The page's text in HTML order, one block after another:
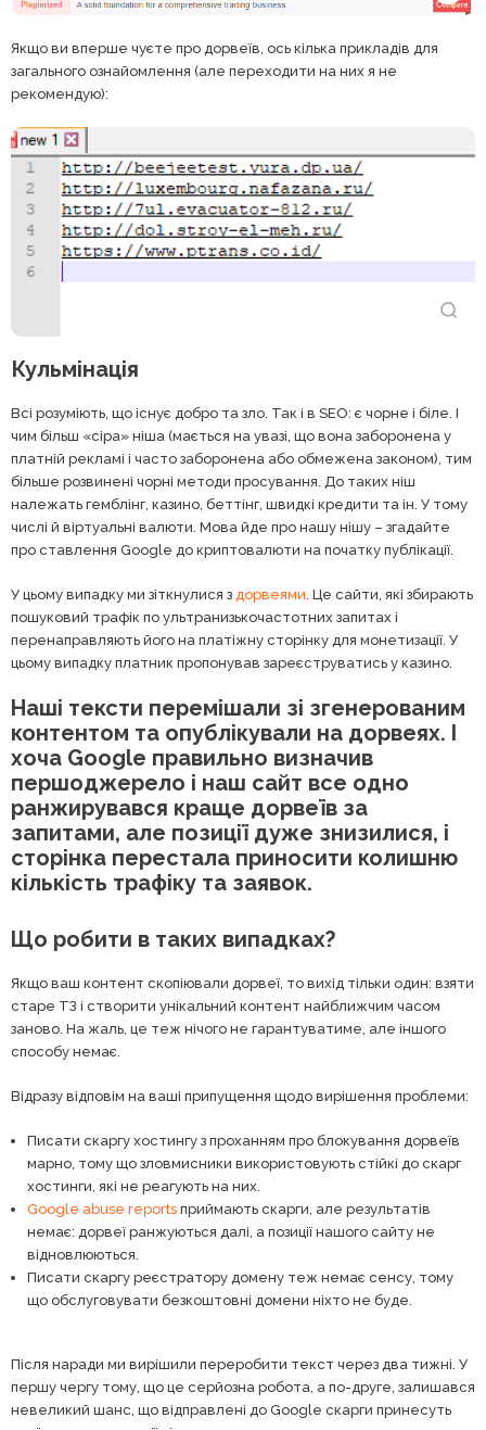
Якщо ви вперше чуєте про дорвеїв, ось кілька прикладів для
загального ознайомлення (але переходити на них я не
рекомендую):
Кульмінація
Всі розуміють, що існує добро та зло. Так і в SEO: є чорне і біле. І
чим більш «сіра» ніша (мається на увазі, що вона заборонена у
платній рекламі і часто заборонена або обмежена законом), тим
більше розвинені чорні методи просування. До таких ніш
належать гемблінг, казино, беттінг, швидкі кредити та ін. У тому
числі й віртуальні валюти. Мова йде про нашу нішу – згадайте
про ставлення Google до криптовалюти на початку публікації.
У цьому випадку ми зіткнулися з дорвеями . Це сайти, які збирають
пошуковий трафік по ультранизькочастотних запитах і
перенаправляють його на платіжну сторінку для монетизації. У
цьому випадку платник пропонував зареєструватись у казино.
Наші тексти перемішали зі згенерованим
контентом та опублікували на дорвеях. І
хоча Google правильно визначив
першоджерело і наш сайт все одно
ранжирувався краще дорвеїв за
запитами, але позиції дуже знизилися, і
сторінка перестала приносити колишню
кількість трафіку та заявок.
Що робити в таких випадках?
Якщо ваш контент скопіювали дорвеї, то вихід тільки один: взяти
старе ТЗ і створити унікальний контент найближчим часом
заново. На жаль, це теж нічого не гарантуватиме, але іншого
способу немає.
Відразу відповім на ваші припущення щодо вирішення проблеми:
Писати скаргу хостингу з проханням про блокування дорвеїв
марно, тому що зловмисники використовують стійкі до скарг
хостинги, які не реагують на них.
Google abuse reports приймають скарги, але результатів
немає: дорвеї ранжуються далі, а позиції нашого сайту не
відновлюються.
Писати скаргу реєстратору домену теж немає сенсу, тому
що обслуговувати безкоштовні домени ніхто не буде.
Після наради ми вирішили переробити текст через два тижні. У
першу чергу тому, що це серйозна робота, а по-друге, залишався
невеликий шанс, що відправлені до Google скарги принесуть